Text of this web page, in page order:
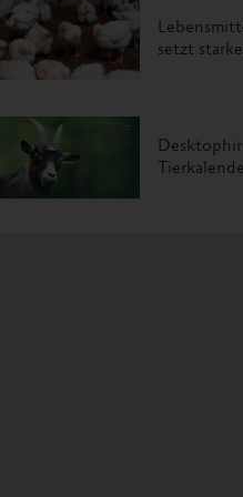
setzt